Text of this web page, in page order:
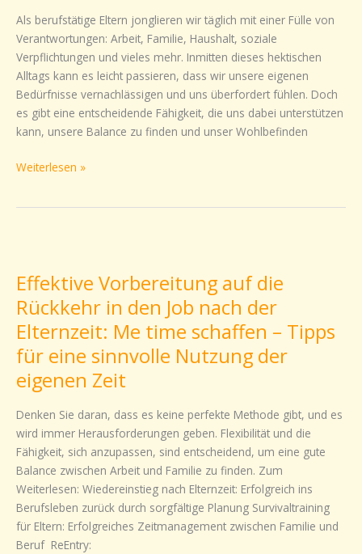
Als berufstätige Eltern jonglieren wir täglich mit einer Fülle von
Verantwortungen: Arbeit, Familie, Haushalt, soziale
Verpflichtungen und vieles mehr. Inmitten dieses hektischen
Alltags kann es leicht passieren, dass wir unsere eigenen
Bedürfnisse vernachlässigen und uns überfordert fühlen. Doch
es gibt eine entscheidende Fähigkeit, die uns dabei unterstützen
kann, unsere Balance zu finden und unser Wohlbefinden
setzen
für
berufstätige
Eltern
so
wichtig
ist
Weiterlesen »
Effektive Vorbereitung auf die
Rückkehr in den Job nach der
Elternzeit: Me time schaffen – Tipps
für eine sinnvolle Nutzung der
eigenen Zeit
Denken Sie daran, dass es keine perfekte Methode gibt, und es
wird immer Herausforderungen geben. Flexibilität und die
Fähigkeit, sich anzupassen, sind entscheidend, um eine gute
Balance zwischen Arbeit und Familie zu finden. Zum
Weiterlesen: Wiedereinstieg nach Elternzeit: Erfolgreich ins
Berufsleben zurück durch sorgfältige Planung Survivaltraining
für Eltern: Erfolgreiches Zeitmanagement zwischen Familie und
Beruf ReEntry:
auf
die
Rückkehr
in
den
Job
nach
der
Elternzeit:
Me
time
schaffen
–
Tipps
für